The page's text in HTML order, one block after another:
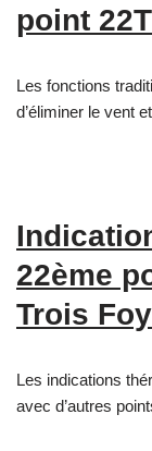
point
Les fonctions
d’éliminer le vent
22ème
Trois
Les indications
avec d’autres